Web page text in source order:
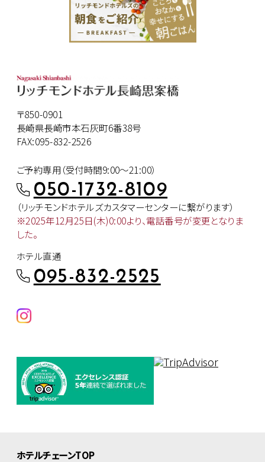
〒850-0901
長崎県長崎市本石灰町6番38号
FAX:095-832-2526
ご予約専用（受付時間9:00～21:00）
050-1732-8109
（リッチモンドホテルズカスタマーセンターに繋がります）
※2025年12月25日(木)0:00より、電話番号が変更となりま
した。
ホテル直通
095-832-2525
ホテルチェーンTOP